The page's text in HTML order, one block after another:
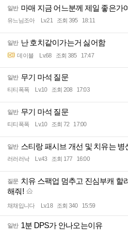
일반 마매 지금 어느분께 제일 좋은가
유느님조아 Lv.21 조회 395 18:11
일반 난 호치같이가는거 싫어함
데이블 Lv.68 조회 385 17:47
일반 무기 마석 질문
티티폭폭 Lv.10 조회 208 17:03
일반 무기 마석 질문
티티폭폭 Lv.10 조회 72 17:00
일반 스티랑 패시브 개선 및 치유는 병
러러러낙 Lv.43 조회 177 16:00
질문 치유 스팩업 멈추고 진심부캐 할
해줘!
채채입니다 Lv.18 조회 340 15:59
일반 1분 DPS가 안나오는이유